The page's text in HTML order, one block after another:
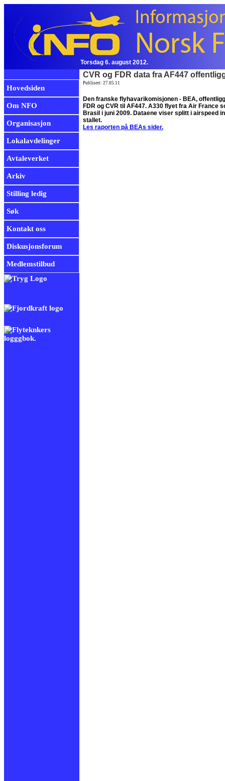
Torsdag 6. august 2012.
Hovedsiden
Om NFO
Organisasjon
Lokalavdelinger
Avtaleverket
Arkiv
Stilling ledig
Søk
Kontakt oss
Diskusjonsforum
Medlemstilbud
CVR og FDR data fra AF447
Publisert: 27.05.11
Den franske flyhavarikomisjonen - BEA,
FDR og CVR til AF447. A330 flyet fra Air France
Brasil i juni 2009. Dataene viser splitt i airspeed
stallet.
Les raporten på BEAs sider.